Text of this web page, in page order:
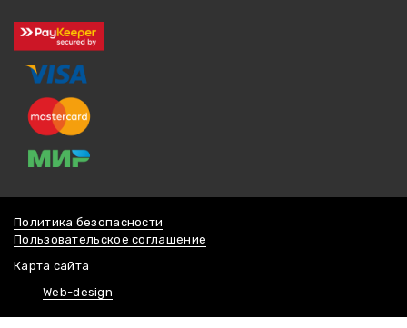
Политика безопасности
Пользовательское соглашение
Карта сайта
Web-design